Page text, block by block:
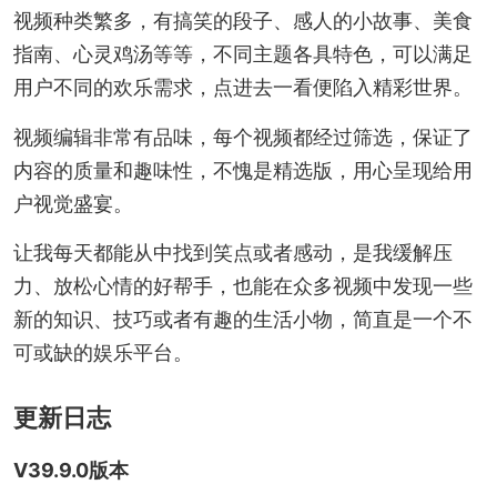
视频种类繁多，有搞笑的段子、感人的小故事、美食
指南、心灵鸡汤等等，不同主题各具特色，可以满足
用户不同的欢乐需求，点进去一看便陷入精彩世界。
视频编辑非常有品味，每个视频都经过筛选，保证了
内容的质量和趣味性，不愧是精选版，用心呈现给用
户视觉盛宴。
让我每天都能从中找到笑点或者感动，是我缓解压
力、放松心情的好帮手，也能在众多视频中发现一些
新的知识、技巧或者有趣的生活小物，简直是一个不
可或缺的娱乐平台。
更新日志
V39.9.0版本